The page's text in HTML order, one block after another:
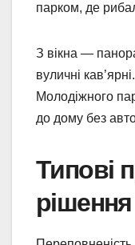
парком, де
З вікна —
вуличні
Молодіжного
до дому без
Типові
рішення